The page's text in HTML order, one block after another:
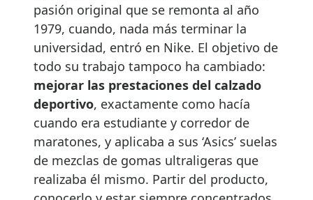
pasión original que se remonta al año
1979, cuando, nada más terminar la
universidad, entró en Nike. El objetivo de
todo su trabajo tampoco ha cambiado:
mejorar las prestaciones del calzado
deportivo, exactamente como hacía
cuando era estudiante y corredor de
maratones, y aplicaba a sus ‘Asics’ suelas
de mezclas de gomas ultraligeras que
realizaba él mismo. Partir del producto,